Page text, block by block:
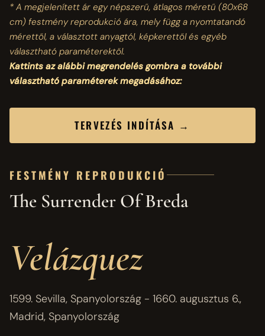
* A megjelenített ár egy népszerű, átlagos méretű (80x68
cm)festmény reprodukció ára, mely függ a nyomtatandó
mérettől, a választott anyagtól, képkerettől és egyéb
választható paraméterektől.
Kattints az alábbi megrendelés gombra a további
választható paraméterek megadásához:
TERVEZÉS INDÍTÁSA →
FESTMÉNY REPRODUKCIÓ
The Surrender Of Breda
Velázquez
1599. Sevilla, Spanyolország - 1660. augusztus 6.,
Madrid, Spanyolország